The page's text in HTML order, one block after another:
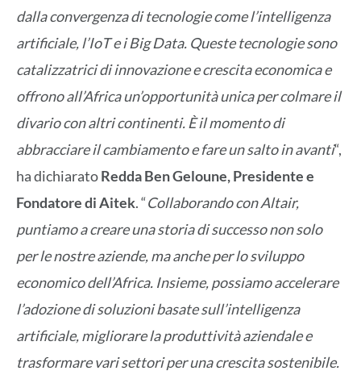
dalla convergenza di tecnologie come l’intelligenza
artificiale, l’IoT e i Big Data. Queste tecnologie sono
catalizzatrici di innovazione e crescita economica e
offrono all’Africa un’opportunità unica per colmare il
divario con altri continenti. È il momento di
abbracciare il cambiamento e fare un salto in avanti“,
ha dichiaratoRedda Ben Geloune, Presidente e
Fondatore di Aitek. “Collaborando con Altair,
puntiamo a creare una storia di successo non solo
per le nostre aziende, ma anche per lo sviluppo
economico dell’Africa. Insieme, possiamo accelerare
l’adozione di soluzioni basate sull’intelligenza
artificiale, migliorare la produttività aziendale e
trasformare vari settori per una crescita sostenibile.